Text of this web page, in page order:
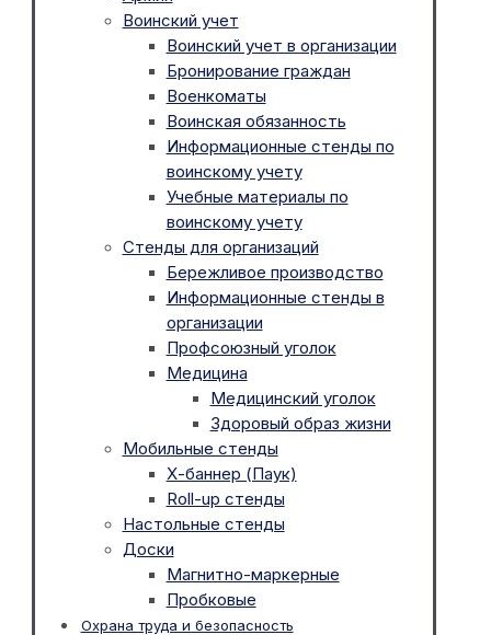
Воинский учет
Воинский учет в организации
Бронирование граждан
Военкоматы
Воинская обязанность
Информационные стенды по
воинскому учету
Учебные материалы по
воинскому учету
Стенды для организаций
Бережливое производство
Информационные стенды в
организации
Профсоюзный уголок
Медицина
Медицинский уголок
Здоровый образ жизни
Мобильные стенды
Х-баннер (Паук)
Roll-up стенды
Настольные стенды
Доски
Магнитно-маркерные
Пробковые
Охрана труда и безопасность